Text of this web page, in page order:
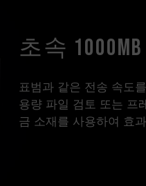
초속
표범과 같은 전송 속도
용량 파일 검토 또는 프
금 소재를 사용하여 효